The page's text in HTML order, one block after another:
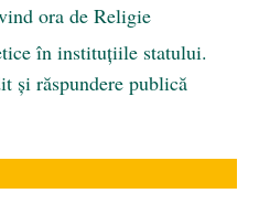
ora de Religie
în instituțiile statului.
și răspundere publică